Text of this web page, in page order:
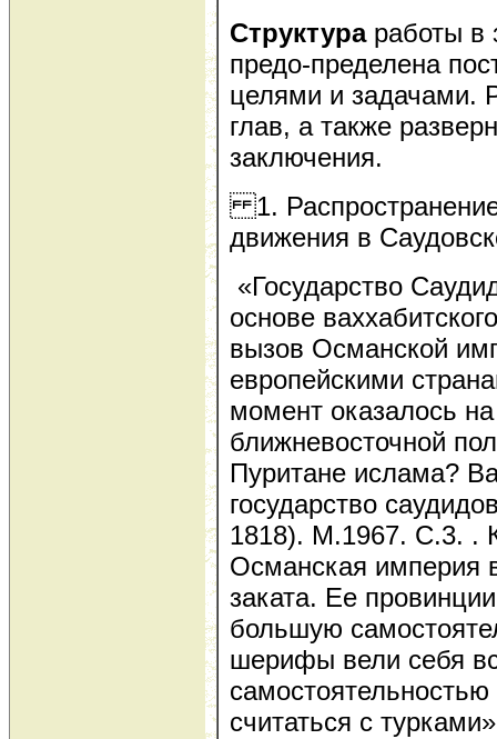
Структураработы в
предо-пределена
целями и задачами.
глав, а также
заключения.
1. Распространение
движения в
«Государство
основе
вызов Османской
европейскими
момент оказалось
ближневосточной
Пуритане ислама?
государство
1818). М.1967. С.3. .
Османская империя
заката. Ее
большую
шерифы вели себя
считаться с